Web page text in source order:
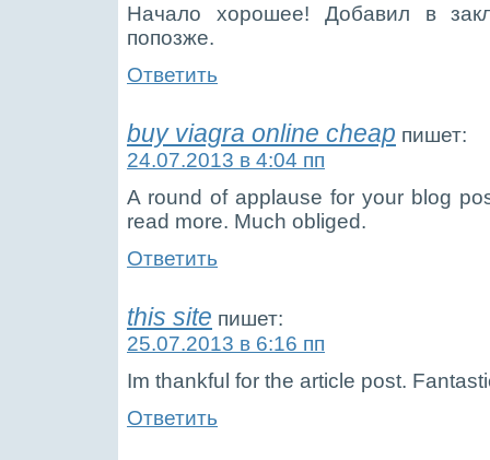
Начало хорошее! Добавил в
попозже.
Ответить
buy viagra online cheap пишет:
24.07.2013 в 4:04 пп
A round of applause for your blog
read more. Much obliged.
Ответить
this site пишет:
25.07.2013 в 6:16 пп
Im thankful for the article post.
Ответить